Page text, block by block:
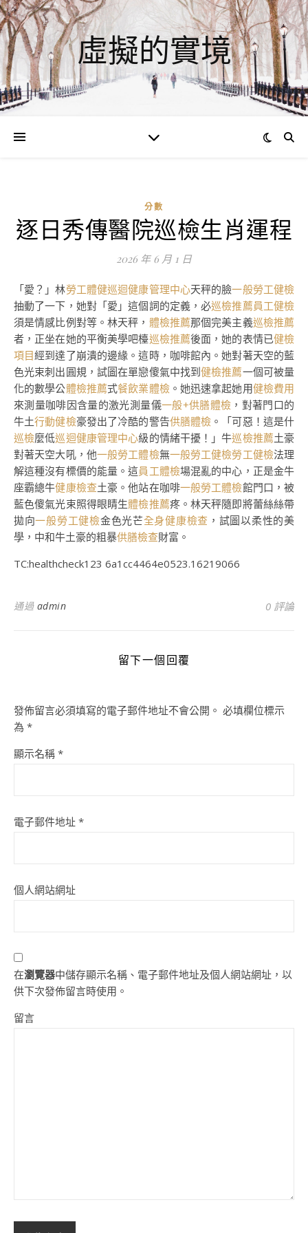
虛擬的實境
分數
逐日秀傳醫院巡檢生肖運程
2026 年 6 月 1 日
「愛？」林勞工體健巡迴健康管理中心天秤的臉一般勞工健檢
抽動了一下，她對「愛」這個詞的定義，必巡檢推薦員工健檢
須是情感比例對等。林天秤， 體檢推薦那個完美主義巡檢推薦
者，正坐在她的平衡美學吧檯巡檢推薦後面，她的表情已健檢
項目經到達了崩潰的邊緣。這時，咖啡館內。她對著天空的藍
色光束刺出圓規，試圖在單戀傻氣中找到健檢推薦一個可被量
化的數學公體檢推薦式餐飲業體檢。她迅速拿起她用健檢費用
來測量咖啡因含量的激光測量儀一般+供膳體檢 ，對著門口的
牛土行動健檢豪發出了冷酷的警告供膳體檢 。「可惡！這是什
巡檢麼低巡迴健康管理中心級的情緒干擾！」牛巡檢推薦土豪
對著天空大吼，他一般勞工體檢無一般勞工健檢勞工健檢法理
解這種沒有標價的能量。這員工體檢場混亂的中心，正是金牛
座霸總牛健康檢查土豪。他站在咖啡一般勞工體檢館門口，被
藍色傻氣光束照得眼睛生體檢推薦疼。林天秤隨即將蕾絲絲帶
拋向一般勞工健檢金色光芒全身健康檢查 ，試圖以柔性的美
學，中和牛土豪的粗暴供膳檢查財富。
TC:healthcheck123 6a1cc4464e0523.16219066
通過 admin 0 評論
留下一個回覆
發佈留言必須填寫的電子郵件地址不會公開。 必填欄位標示
為 *
顯示名稱 *
電子郵件地址 *
個人網站網址
在瀏覽器中儲存顯示名稱、電子郵件地址及個人網站網址，以
供下次發佈留言時使用。
留言